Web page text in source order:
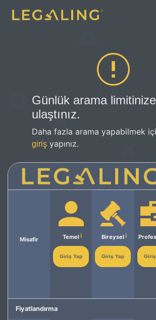
Günlük arama limitinize
ulaştınız.
Daha fazla arama yapabilmek
giriş yapınız.
Misafir Temel
Giriş Yap
Bireysel
Giriş Yap
Fiyatlandırma